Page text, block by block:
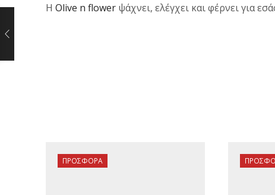
Η Olive n flower ψάχνει, ελέγχει και φέρνει για
ΠΡΟΣΦΟΡΆ